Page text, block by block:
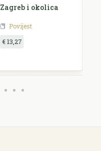
Zagreb i okolica
Povijest
€ 13,27